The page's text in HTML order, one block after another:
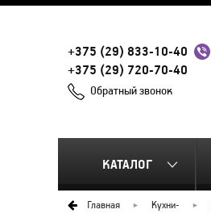
+375 (29) 833-10-40
+375 (29) 720-70-40
Обратный звонок
КАТАЛОГ
Главная Кухни-